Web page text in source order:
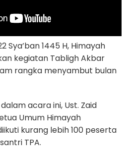
Sya’ban 1445 H, Himayah
kegiatan Tabligh Akbar
rangka menyambut bulan
acara ini, Ust. Zaid
Umum Himayah
kurang lebih 100 peserta
TPA.